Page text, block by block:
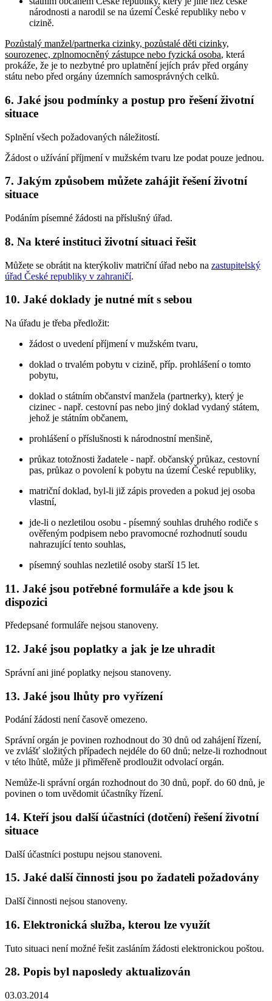
národnosti a narodil se na území České republiky nebo v
cizině.
Pozůstalý manžel/partnerka cizinky, pozůstalé děti cizinky,
sourozenec, zplnomocněný zástupce nebo fyzická osoba, která
prokáže, že je to nezbytné pro uplatnění jejích práv před orgány
státu nebo před orgány územních samosprávných celků.
6. Jaké jsou podmínky a postup pro řešení životní
situace
Splnění všech požadovaných náležitostí.
Žádost o užívání příjmení v mužském tvaru lze podat pouze jednou.
7. Jakým způsobem můžete zahájit řešení životní
situace
Podáním písemné žádosti na příslušný úřad.
8. Na které instituci životní situaci řešit
Můžete se obrátit na kterýkoliv matriční úřad nebo na zastupitelský
úřad České republiky v zahraničí.
10. Jaké doklady je nutné mít s sebou
Na úřadu je třeba předložit:
žádost o uvedení příjmení v mužském tvaru,
doklad o trvalém pobytu v cizině, příp. prohlášení o tomto
pobytu,
doklad o státním občanství manžela (partnerky), který je
cizinec - např. cestovní pas nebo jiný doklad vydaný státem,
jehož je státním občanem,
prohlášení o příslušnosti k národnostní menšině,
průkaz totožnosti žadatele - např. občanský průkaz, cestovní
pas, průkaz o povolení k pobytu na území České republiky,
matriční doklad, byl-li již zápis proveden a pokud jej osoba
vlastní,
jde-li o nezletilou osobu - písemný souhlas druhého rodiče s
ověřeným podpisem nebo pravomocné rozhodnutí soudu
nahrazující tento souhlas,
písemný souhlas nezletilé osoby starší 15 let.
11. Jaké jsou potřebné formuláře a kde jsou k
dispozici
Předepsané formuláře nejsou stanoveny.
12. Jaké jsou poplatky a jak je lze uhradit
Správní ani jiné poplatky nejsou stanoveny.
13. Jaké jsou lhůty pro vyřízení
Podání žádosti není časově omezeno.
Správní orgán je povinen rozhodnout do 30 dnů od zahájení řízení,
ve zvlášť složitých případech nejdéle do 60 dnů; nelze-li rozhodnout
v této lhůtě, může ji přiměřeně prodloužit odvolací orgán.
Nemůže-li správní orgán rozhodnout do 30 dnů, popř. do 60 dnů, je
povinen o tom uvědomit účastníky řízení.
14. Kteří jsou další účastníci (dotčení) řešení životní
situace
Další účastníci postupu nejsou stanoveni.
15. Jaké další činnosti jsou po žadateli požadovány
Další činnosti nejsou stanoveny.
16. Elektronická služba, kterou lze využít
Tuto situaci není možné řešit zasláním žádosti elektronickou poštou.
28. Popis byl naposledy aktualizován
03.03.2014